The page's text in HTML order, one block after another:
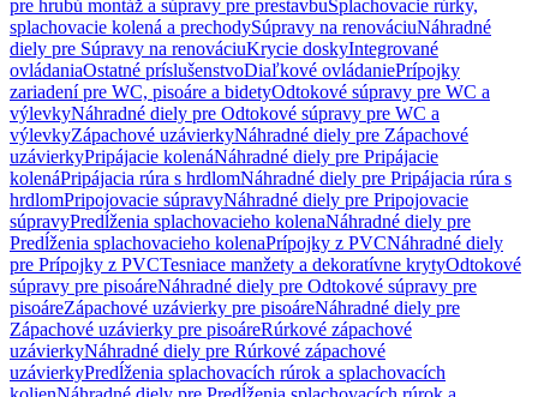
pre hrubú montáž a súpravy pre prestavbuSplachovacie rúrky,
splachovacie kolená a prechodySúpravy na renováciuNáhradné
diely pre Súpravy na renováciuKrycie doskyIntegrované
ovládaniaOstatné príslušenstvoDiaľkové ovládaniePrípojky
zariadení pre WC, pisoáre a bidetyOdtokové súpravy pre WC a
výlevkyNáhradné diely pre Odtokové súpravy pre WC a
výlevkyZápachové uzávierkyNáhradné diely pre Zápachové
uzávierkyPripájacie kolenáNáhradné diely pre Pripájacie
kolenáPripájacia rúra s hrdlomNáhradné diely pre Pripájacia rúra s
hrdlomPripojovacie súpravyNáhradné diely pre Pripojovacie
súpravyPredĺženia splachovacieho kolenaNáhradné diely pre
Predĺženia splachovacieho kolenaPrípojky z PVCNáhradné diely
pre Prípojky z PVCTesniace manžety a dekoratívne krytyOdtokové
súpravy pre pisoáreNáhradné diely pre Odtokové súpravy pre
pisoáreZápachové uzávierky pre pisoáreNáhradné diely pre
Zápachové uzávierky pre pisoáreRúrkové zápachové
uzávierkyNáhradné diely pre Rúrkové zápachové
uzávierkyPredĺženia splachovacích rúrok a splachovacích